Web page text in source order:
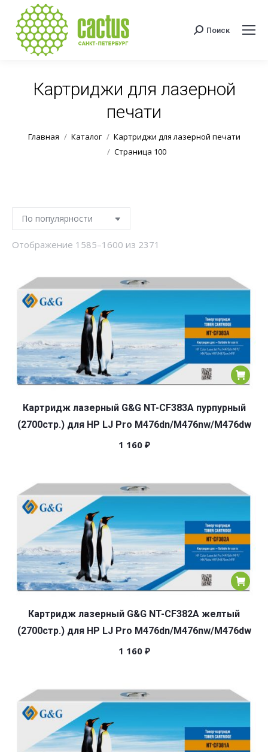
Поиск:
Поиск
Картриджи для лазерной
печати
Вы здесь:
Главная Каталог
Картриджи для лазерной печати
Страница 100
Отображение 1585–1600 из 2371
популярности
Картридж лазерный G&G NT-CF383A пурпурный
(2700стр.) для HP LJ Pro M476dn/M476nw/M476dw
1 160 ₽
Картридж лазерный G&G NT-CF382A желтый
(2700стр.) для HP LJ Pro M476dn/M476nw/M476dw
1 160 ₽